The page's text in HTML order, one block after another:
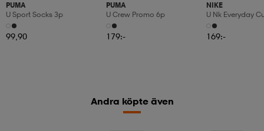
PUMA
U Sport Socks 3p
99,90
PUMA
U Crew Promo 6p
179:-
NIKE
U Nk Everyday
3pr
169:-
Andra köpte även